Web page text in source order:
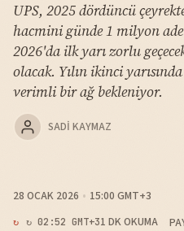
UPS, 2025 dördüncü
hacmini günde 1 milyon
2026'da ilk yarı zorlu
olacak. Yılın ikinci
verimli bir ağ bekleniyor.
SADI KAYMAZ
28 OCAK 2026 15:00 GMT+3
↻ 02:52 GMT+31 DK OKUMA